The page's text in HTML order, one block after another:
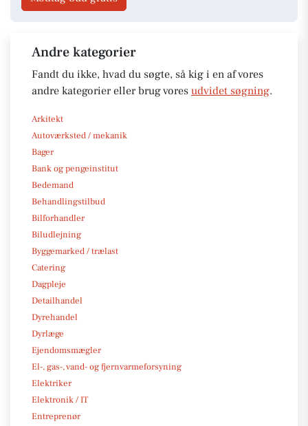
Andre kategorier
Fandt du ikke, hvad du søgte, så kig i en af vores
andre kategorier eller brug vores udvidet søgning.
Arkitekt
Autoværksted / mekanik
Bager
Bank og pengeinstitut
Bedemand
Behandlingstilbud
Bilforhandler
Biludlejning
Byggemarked / trælast
Catering
Dagpleje
Detailhandel
Dyrehandel
Dyrlæge
Ejendomsmægler
El-, gas-, vand- og fjernvarmeforsyning
Elektriker
Elektronik / IT
Entreprenør